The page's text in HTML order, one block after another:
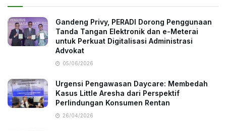
Gandeng Privy, PERADI Dorong Penggunaan
Tanda Tangan Elektronik dan e-Meterai
untuk Perkuat Digitalisasi Administrasi
Advokat
05/06/2026
Urgensi Pengawasan Daycare: Membedah
Kasus Little Aresha dari Perspektif
Perlindungan Konsumen Rentan
26/04/2026